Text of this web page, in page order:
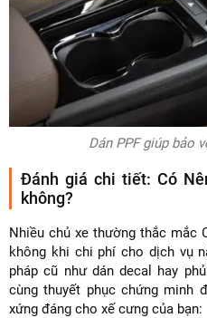
Dán PPF giúp bảo
Đánh giá chi tiết: Có
không?
Nhiều chủ xe thường thắc mắc
không khi chi phí cho dịch vụ
pháp cũ như dán decal hay
cùng thuyết phục chứng minh
xứng đáng cho xế cưng của bạn: